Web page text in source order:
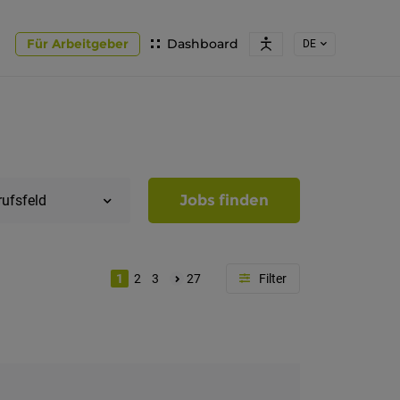
Dashboard
Für Arbeitgeber DE
Jobs finden
1 2 3 27